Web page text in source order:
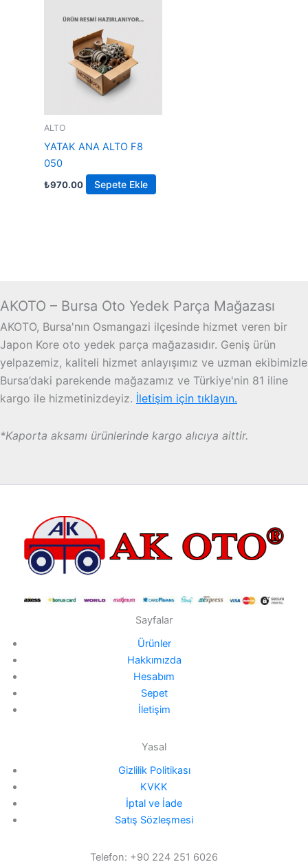
ALTO
YATAK ANA ALTO F8
050
₺970.00 Sepete Ekle
AKOTO – Bursa Oto Yedek Parça Mağazası
AKOTO, Bursa'nın Osmangazi ilçesinde hizmet veren bir
Japon Kore oto yedek parça mağazasıdır. Geniş ürün
yelpazemiz, kaliteli hizmet anlayışımız ve uzman ekibimizle
Bursa’daki parekende mağazamız ve Türkiye'nin 81 iline
kargo ile hizmetinizdeyiz. İletişim için tıklayın.
*Kaporta aksamı ürünlerinde kargo alıcıya aittir.
Sayfalar
Ürünler
Hakkımızda
Hesabım
Sepet
İletişim
Yasal
Gizlilik Politikası
KVKK
İptal ve İade
Satış Sözleşmesi
Telefon: +90 224 251 6026